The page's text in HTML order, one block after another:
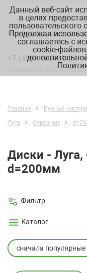
Москва:склад, офис, график
+7 (495) 182-88-22
Минимальный заказ 10000
Главная Ручной
Луга
Отрезные
Диски -
d=200мм
Фильтр
Каталог
Данный веб-сайт
в целях
Продолжая
соглашаетесь с
cookie-